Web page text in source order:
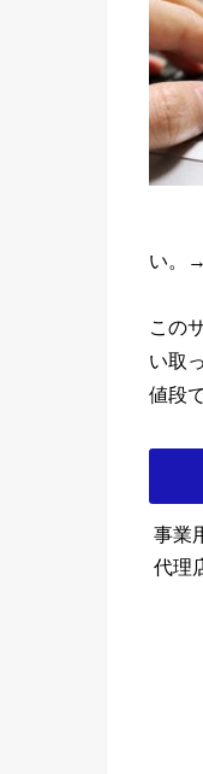
い。→
この
い取
値段
事業
代理